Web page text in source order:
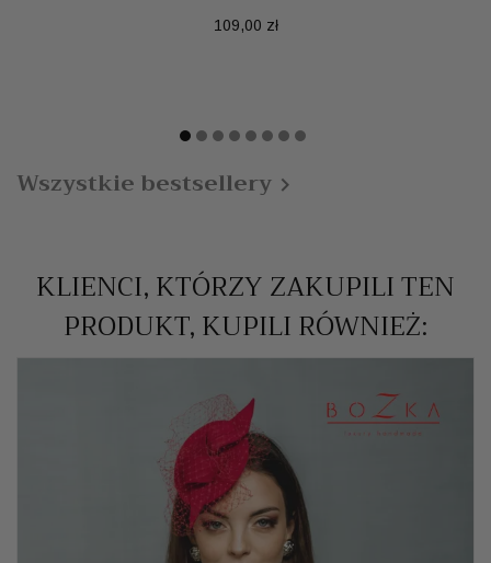
Cena
109,00 zł
Wszystkie bestsellery 
KLIENCI, KTÓRZY ZAKUPILI TEN
PRODUKT, KUPILI RÓWNIEŻ: